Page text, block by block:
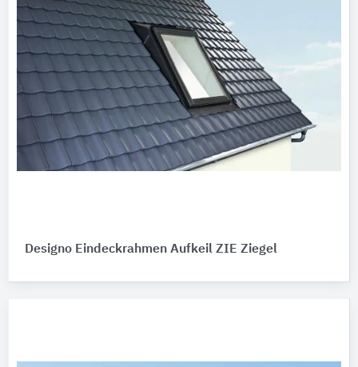
Designo Eindeckrahmen Aufkeil ZIE Ziegel